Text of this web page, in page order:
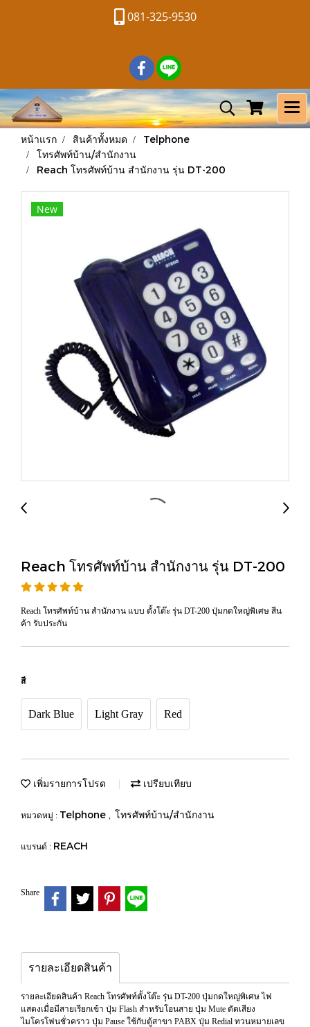
081-325-9530
หน้าแรก สินค้าทั้งหมด
Telphone
โทรศัพท์บ้าน/สำนักงาน
Reach โทรศัพท์บ้าน สำนักงาน รุ่น DT-200
New
Reach โทรศัพท์บ้าน สำนักงาน รุ่น DT-200
Reach โทรศัพท์บ้าน สำนักงาน แบบ ตั้งโต๊ะ รุ่น DT-200 ปุ่มกดใหญ่พิเศษ สีน
ค้า รับประกัน
สี
Dark Blue Light Gray Red
เพิ่มรายการโปรด เปรียบเทียบ
หมวดหมู่ : Telphone , โทรศัพท์บ้าน/สำนักงาน
แบรนด์ : REACH
Share
รายละเอียดสินค้า
รายละเอียดสินค้า Reach โทรศัพท์ตั้งโต๊ะ รุ่น DT-200 ปุ่มกดใหญ่พิเศษ ไฟ
แสดงเมื่อมีสายเรียกเข้า ปุ่ม Flash สำหรับโอนสาย ปุ่ม Mute ตัดเสียง
ไมโครโฟนชั่วคราว ปุ่ม Pause ใช้กับตู้สาขา PABX ปุ่ม Redial ทวนหมายเลข